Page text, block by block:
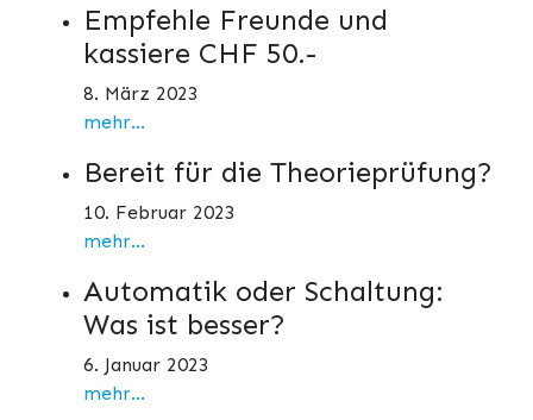
Empfehle Freunde und
kassiere CHF 50.-
8. März 2023
mehr...
Bereit für die Theorieprüfung?
10. Februar 2023
mehr...
Automatik oder Schaltung:
Was ist besser?
6. Januar 2023
mehr...